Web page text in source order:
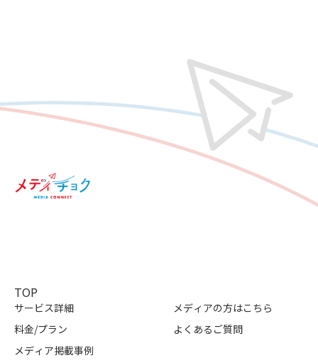
TOP
サービス詳細
料金/プラン
メディア掲載事例
メディアの方はこちら
よくあるご質問